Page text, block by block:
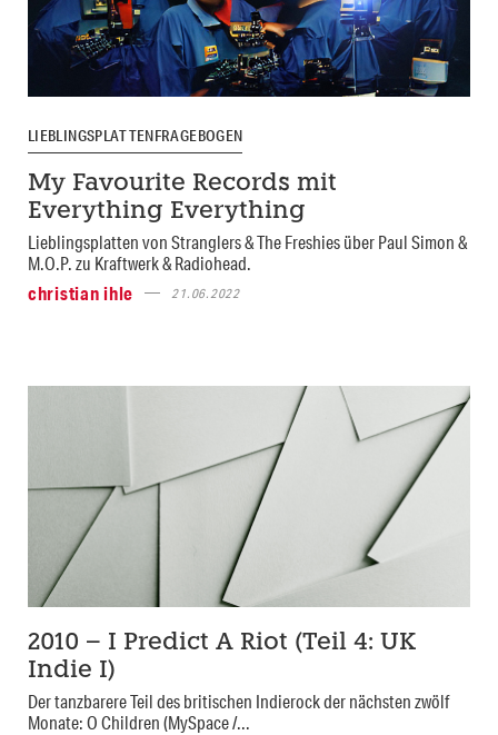
LIEBLINGSPLATTENFRAGEBOGEN
My Favourite Records mit
Everything Everything
Lieblingsplatten von Stranglers & The Freshies über Paul Simon &
M.O.P. zu Kraftwerk & Radiohead.
christian ihle
21.06.2022
2010 – I Predict A Riot (Teil 4: UK
Indie I)
Der tanzbarere Teil des britischen Indierock der nächsten zwölf
Monate: O Children (MySpace /...